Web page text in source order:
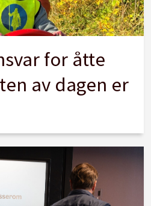
for åtte
av dagen er